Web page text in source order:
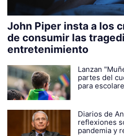
John Piper insta a los
de consumir las
entretenimiento
Lanzan
partes del
para
Diarios de
reflexiones
pandemia y